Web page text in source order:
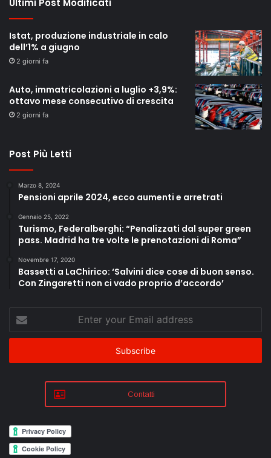
Ultimi Post Modificati
Istat, produzione industriale in calo
dell’1% a giugno
2 giorni fa
Auto, immatricolazioni a luglio +3,9%:
ottavo mese consecutivo di crescita
2 giorni fa
Post Più Letti
Marzo 8, 2024
Pensioni aprile 2024, ecco aumenti e arretrati
Gennaio 25, 2022
Turismo, Federalberghi: “Penalizzati dal super green
pass. Madrid ha tre volte le prenotazioni di Roma”
Novembre 17, 2020
Bassetti a LaChirico: ‘Salvini dice cose di buon senso.
Con Zingaretti non ci vado proprio d’accordo’
Enter
your
Email
Contatti